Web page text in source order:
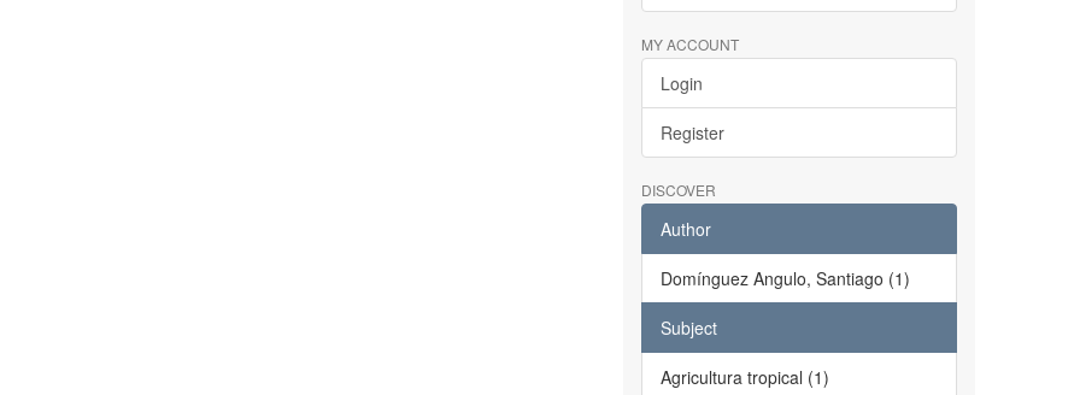
MY ACCOUNT
Login
Register
DISCOVER
Author
Domínguez Angulo, Santiago (1)
Subject
Agricultura tropical (1)